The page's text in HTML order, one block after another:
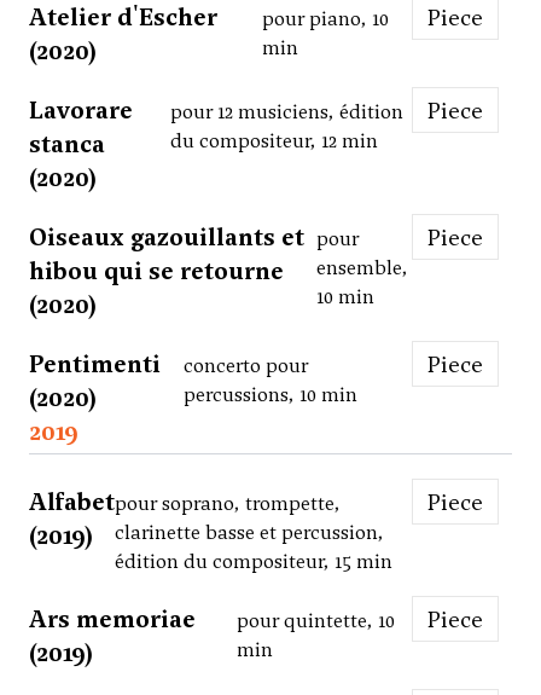
Atelier d'Escher
(2020)
pour piano, 10
min
Piece
Lavorare
stanca
(2020)
pour 12 musiciens, édition
du compositeur, 12 min
Piece
Oiseaux gazouillants et
hibou qui se retourne
(2020)
pour
ensemble,
10 min
Piece
Pentimenti
(2020)
concerto pour
percussions, 10 min
Piece
2019
Alfabet
(2019)
pour soprano, trompette,
clarinette basse et percussion,
édition du compositeur, 15 min
Piece
Ars memoriae
(2019)
pour quintette, 10
min
Piece